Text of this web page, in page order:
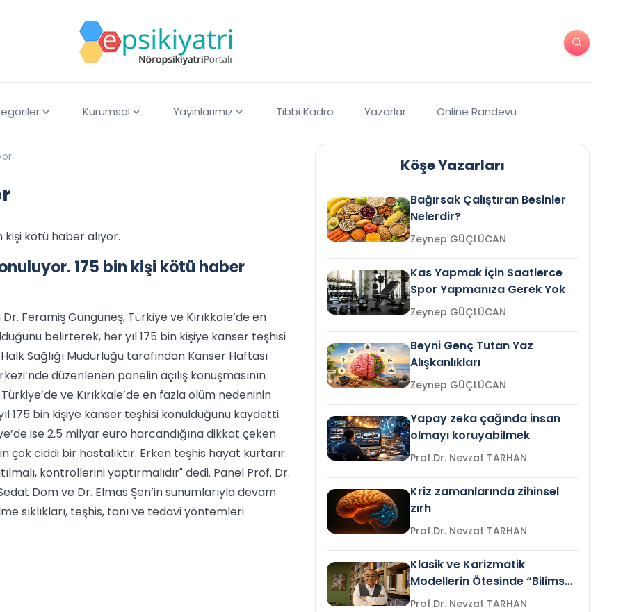
Kurumsal Yayınlarımız Tıbbi Kadro Yazarlar Online Randevu
kişi kötü haber alıyor.
175 bin kişi kötü haber
Dr. Feramiş Güngüneş, Türkiye ve Kırıkkale’de en
belirterek, her yıl 175 bin kişiye kanser teşhisi
Sağlığı Müdürlüğü tarafından Kanser Haftası
düzenlenen panelin açılış konuşmasının
ve Kırıkkale’de en fazla ölüm nedeninin
175 bin kişiye kanser teşhisi konulduğunu kaydetti.
ise 2,5 milyar euro harcandığına dikkat çeken
çok ciddi bir hastalıktır. Erken teşhis hayat kurtarır.
kontrollerini yaptırmalıdır" dedi. Panel Prof. Dr.
Dom ve Dr. Elmas Şen’in sunumlarıyla devam
sıklıkları, teşhis, tanı ve tedavi yöntemleri
Köşe Yazarları
Bağırsak Çalıştıran Besinler
Nelerdir?
Zeynep GÜÇLÜCAN
Kas Yapmak İçin Saatlerce
Spor Yapmanıza Gerek Yok
Zeynep GÜÇLÜCAN
Beyni Genç Tutan Yaz
Alışkanlıkları
Zeynep GÜÇLÜCAN
Yapay zeka çağında insan
olmayı koruyabilmek
Prof.Dr. Nevzat TARHAN
Kriz zamanlarında zihinsel
zırh
Prof.Dr. Nevzat TARHAN
Klasik ve Karizmatik
Modellerin Ötesinde “Bilimsel
Liderlik”
Prof.Dr. Nevzat TARHAN